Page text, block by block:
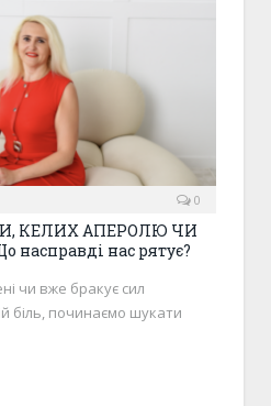
0
КЕЛИХ АПЕРОЛЮ ЧИ
нас рятує?
чи вже бракує сил
біль, починаємо шукати